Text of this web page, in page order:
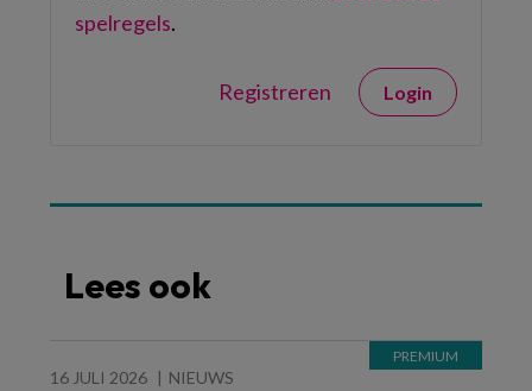
spelregels.
Registreren Login
Lees ook
16 JULI 2026 NIEUWS